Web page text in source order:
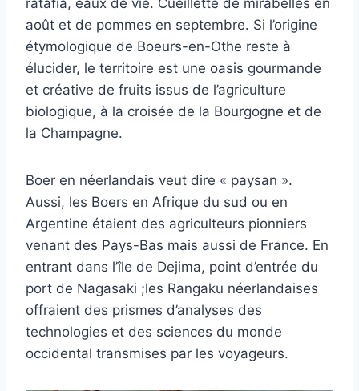
ratafia, eaux de vie. Cueillette de mirabelles en
août et de pommes en septembre. Si l’origine
étymologique de Boeurs-en-Othe reste à
élucider, le territoire est une oasis gourmande
et créative de fruits issus de l’agriculture
biologique, à la croisée de la Bourgogne et de
la Champagne.
Boer en néerlandais veut dire « paysan ».
Aussi, les Boers en Afrique du sud ou en
Argentine étaient des agriculteurs pionniers
venant des Pays-Bas mais aussi de France. En
entrant dans l’île de Dejima, point d’entrée du
port de Nagasaki ;les Rangaku néerlandaises
offraient des prismes d’analyses des
technologies et des sciences du monde
occidental transmises par les voyageurs.